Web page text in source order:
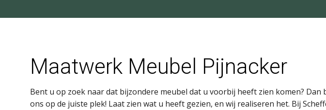
Maatwerk Meubel Pijnacker
Bent u op zoek naar dat bijzondere meubel dat u voorbij heeft zien komen? Dan
ons op de juiste plek! Laat zien wat u heeft gezien, en wij realiseren het. Bij